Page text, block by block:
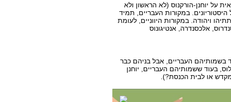
על יוחנן-הורקנוס (לא הראשון ולא
במקורות העבריים, תמיד
ויהודה. במקורות היווניים, לעומת
אלכסנדרה, אנטיגונוס
בשמותיהם העבריים, אבל בניהם כבר
בעוד ששמותיהם העבריים, יוחנן
או לבית הכנסת?).